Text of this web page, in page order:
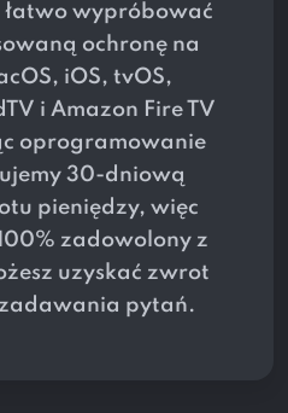
łatwo wypróbować
ochronę na
iOS, tvOS,
i Amazon Fire TV
oprogramowanie
30-dniową
pieniędzy, więc
zadowolony z
uzyskać zwrot
pytań.